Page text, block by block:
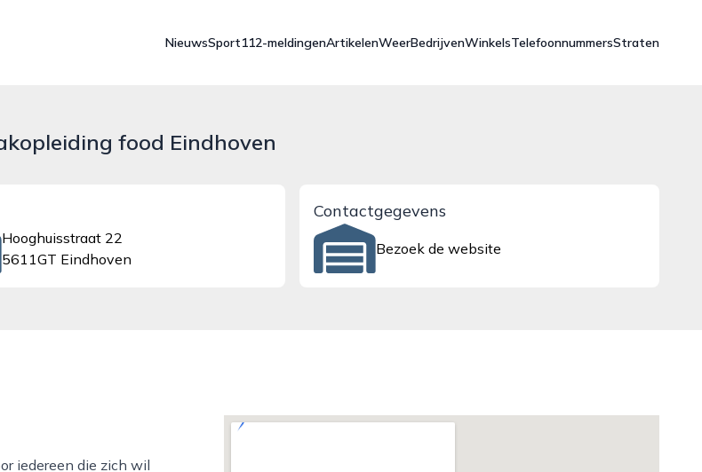
NieuwsSport112-meldingenArtikelenWeerBedrijvenWinkelsTelefoonnummersStraten
food Eindhoven
Hooghuisstraat 22
5611GT Eindhoven
Contactgegevens
Bezoek de website